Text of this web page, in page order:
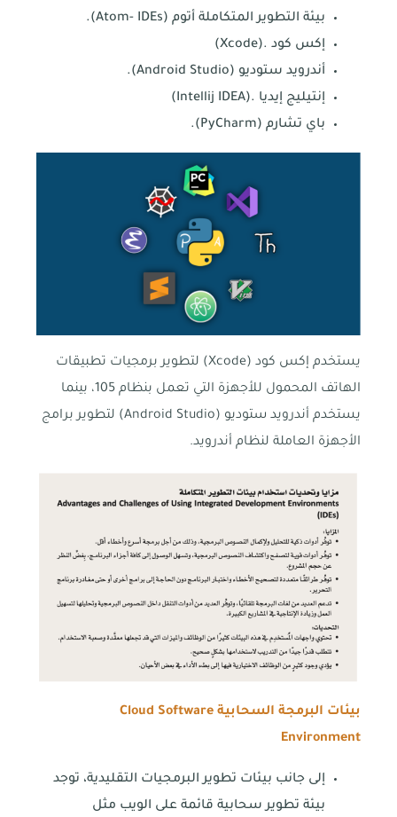
بيئة التطوير المتكاملة أتوم (Atom- IDEs).
إكس كود .(Xcode)
أندرويد ستوديو (Android Studio).
إنتيليج إيديا .(Intellij IDEA)
باي تشارم (PyCharm).
يستخدم إكس كود (Xcode) لتطوير برمجيات تطبيقات
الهاتف المحمول للأجهزة التي تعمل بنظام 105، بينما
يستخدم أندرويد ستوديو (Android Studio) لتطوير برامج
الأجهزة العاملة لنظام أندرويد.
بيئات البرمجة السحابيةCloud Software
Environment
إلى جانب بيئات تطوير البرمجيات التقليدية، توجد
بيئة تطوير سحابية قائمة على الويب مثل